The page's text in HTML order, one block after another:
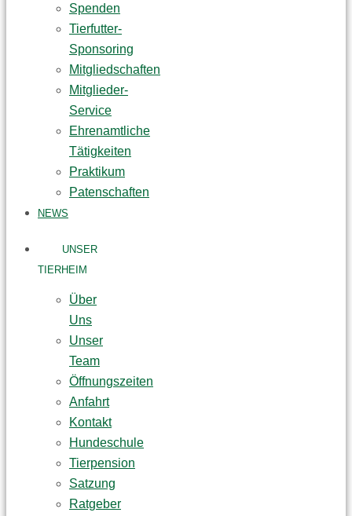
Spenden
Tierfutter-
Sponsoring
Mitgliedschaften
Mitglieder-
Service
Ehrenamtliche
Tätigkeiten
Praktikum
Patenschaften
NEWS
UNSER
TIERHEIM
Über
Uns
Unser
Team
Öffnungszeiten
Anfahrt
Kontakt
Hundeschule
Tierpension
Satzung
Ratgeber